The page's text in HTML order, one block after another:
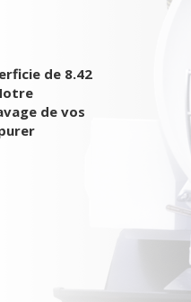
de 8.42
de vos